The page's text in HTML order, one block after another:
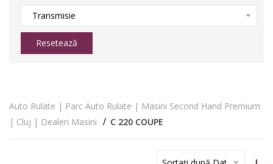
Transmisie
Resetează
Auto Rulate | Parc Auto Rulate | Masini Second Hand Premium
| Cluj | Dealeri Masini
C 220 COUPE